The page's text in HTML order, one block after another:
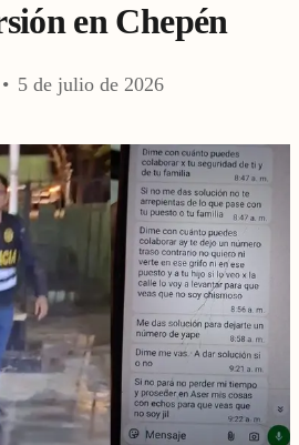
en Chepén
• 5 de julio de 2026